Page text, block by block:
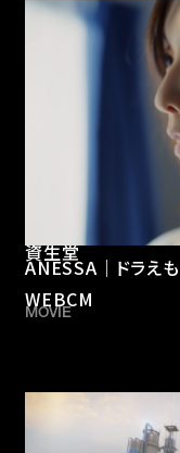
資生堂
ANESSA｜ドラえ
WEBCM
MOVIE